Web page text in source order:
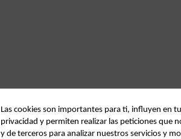
Las cookies son importantes para ti, influyen en
privacidad y permiten realizar las peticiones que
y de terceros para analizar nuestros servicios y